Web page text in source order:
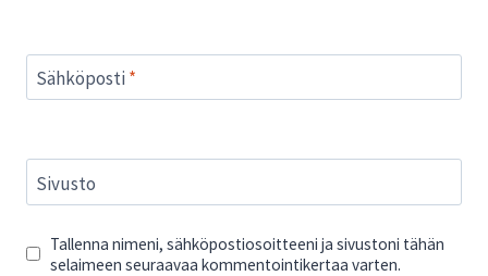
Sähköposti *
Sivusto
Tallenna nimeni, sähköpostiosoitteeni ja sivustoni tähän
selaimeen seuraavaa kommentointikertaa varten.